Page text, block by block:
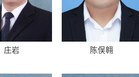
庄岩 陈俣翱